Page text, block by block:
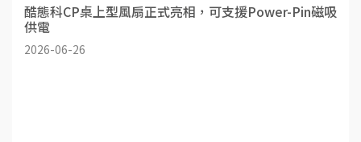
酷態科CP桌上型風扇正式亮相，可支援Power-Pin磁吸
供電
2026-06-26